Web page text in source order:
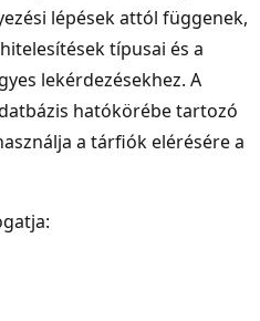
lépések attól függenek,
típusai és a
lekérdezésekhez. A
hatókörébe tartozó
a tárfiók elérésére a